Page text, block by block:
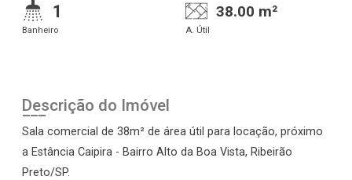
1
Banheiro
38.00 m²
A. Útil
Descrição do Imóvel
Sala comercial de 38m² de área útil para locação, próximo
a Estância Caipira - Bairro Alto da Boa Vista, Ribeirão
Preto/SP.